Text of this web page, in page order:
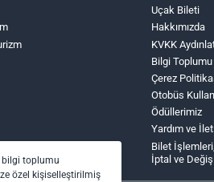
Uçak Bileti
Hakkımızda
KVKK
Bilgi
Çerez
Otobüs
Ödüllerimiz
Yardım ve
Bilet İşlemleri,
İptal ve
bilgi toplumu
özel kişiselleştirilmiş